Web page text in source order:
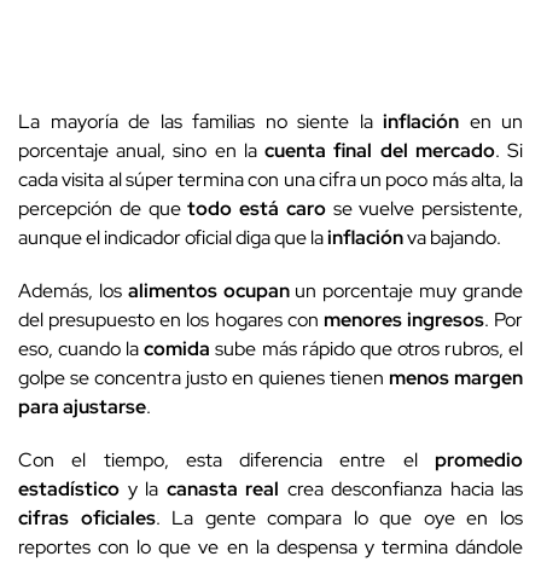
La mayoría de las familias no siente la inflación en un
porcentaje anual, sino en lacuenta final del mercado. Si
cada visita al súper termina con una cifra un poco más alta, la
percepción de quetodo está carose vuelve persistente,
aunque el indicador oficial diga que lainflaciónva bajando.
Además, los alimentos ocupanun porcentaje muy grande
del presupuesto en los hogares con menores ingresos. Por
eso, cuando lacomida sube más rápido que otros rubros, el
golpe se concentra justo en quienes tienen menos margen
para ajustarse.
Con el tiempo, esta diferencia entre el promedio
estadístico y la canasta real crea desconfianza hacia las
cifras oficiales. La gente compara lo que oye en los
reportes con lo que ve en la despensa y termina dándole